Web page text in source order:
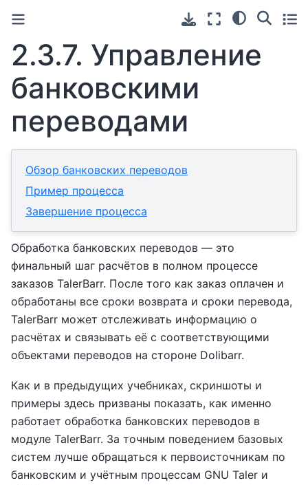
2.3.7. Управление
банковскими
переводами
Обзор банковских переводов
Пример процесса
Завершение процесса
Обработка банковских переводов — это
финальный шаг расчётов в полном процессе
заказов TalerBarr. После того как заказ оплачен и
обработаны все сроки возврата и сроки перевода,
TalerBarr может отслеживать информацию о
расчётах и связывать её с соответствующими
объектами переводов на стороне Dolibarr.
Как и в предыдущих учебниках, скриншоты и
примеры здесь призваны показать, как именно
работает обработка банковских переводов в
модуле TalerBarr. За точным поведением базовых
систем лучше обращаться к первоисточникам по
банковским и учётным процессам GNU Taler и